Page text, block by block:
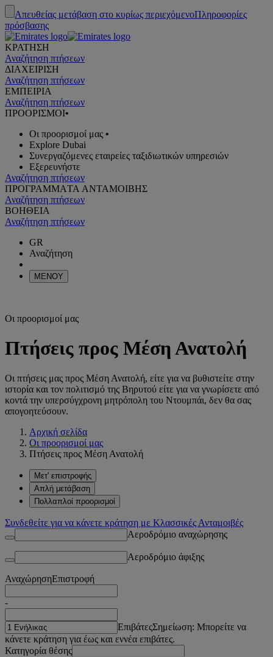
Απευθείας μετάβαση στο κυρίως περιεχόμενοΠληροφορίες
πρόσβασης
ΚΡΑΤΗΣΗ
Αναζήτηση πτήσεων
ΔΙΑΧΕΙΡΙΣΗ
Αναζήτηση πτήσεων
ΕΜΠΕΙΡΙΑ
Αναζήτηση πτήσεων
ΠΡΟΟΡΙΣΜΟΙ•
Οι προορισμοί μας •
Explore Dubai
Συνεργαζόμενες εταιρείες ταξιδιωτικών υπηρεσιών
Εξερευνήστε
Αναζήτηση πτήσεων
ΠΡΟΓΡΑΜΜΑTA ΑΝΤΑΜΟΙΒΗΣ
Αναζήτηση πτήσεων
ΒΟΗΘΕΙΑ
Αναζήτηση πτήσεων
GR
Αναζήτηση
ΜΕΝΟΥ
Οι προορισμοί μας
Πτήσεις προς Μέση Ανατολή
Οι πτήσεις μας προς Μέση Ανατολή, είτε για να βυθιστείτε στην
ιστορία και τον πολιτισμό της Βηρυτού είτε για να γνωρίσετε από
κοντά την υπερσύγχρονη μητρόπολη του Ντουμπάι, δεν θα σας
απογοητεύσουν.
Αρχική σελίδα
Οι προορισμοί μας
Πτήσεις προς Μέση Ανατολή
Μετ' επιστροφής
Απλή μετάβαση
Πολλαπλοί προορισμοί
Συνδεθείτε για να κάνετε κράτηση με Κλασσικές Ανταμοιβές
Αεροδρόμιο αναχώρησης
Αεροδρόμιο άφιξης
ΑναχώρησηΕπιστροφή
-
ΕπιβάτεςΣημείωση: Μπορείτε να
κάνετε κράτηση για έως και εννέα επιβάτες.
Κατηγορία θέσης